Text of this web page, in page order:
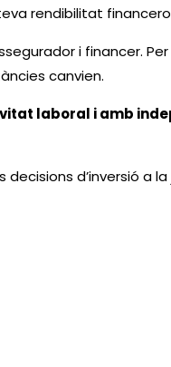
rendibilitat
i financer.
canvien.
laboral i amb
d’inversió a